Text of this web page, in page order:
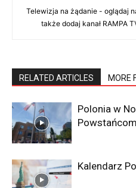
Bio Latest Posts
Rampa TV
Telewizja na żądanie - oglądaj
także dodaj kanał RAMPA
RELATED ARTICLES MORE
Polonia w
Kalendarz